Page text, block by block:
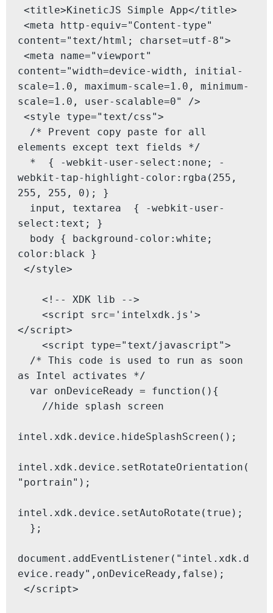
<title>KineticJS Simple App</title>
<meta http-equiv="Content-type"
content="text/html; charset=utf-8">
<meta name="viewport"
content="width=device-width, initial-
scale=1.0, maximum-scale=1.0, minimum-
scale=1.0, user-scalable=0" />
<style type="text/css">
elements except text fields */
webkit-tap-highlight-color:rgba(255,
255, 255, 0); }
select:text; }
color:black }
</style>
    <!-- XDK lib -->
    <script src='intelxdk.js'>
</script>
    <script type="text/javascript">
as Intel activates */
intel.xdk.device.hideSplashScreen();
intel.xdk.device.setRotateOrientation(
"portrain");
intel.xdk.device.setAutoRotate(true);
document.addEventListener("intel.xdk.d
evice.ready",onDeviceReady,false);
</script>